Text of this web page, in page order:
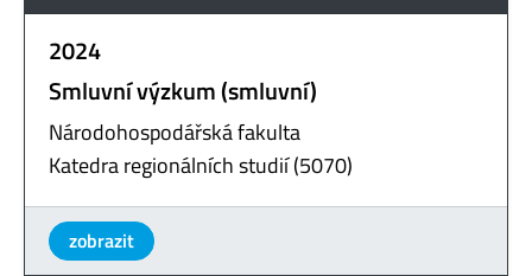
2024
Smluvní výzkum (smluvní)
Národohospodářská fakulta
Katedra regionálních studií (5070)
zobrazit